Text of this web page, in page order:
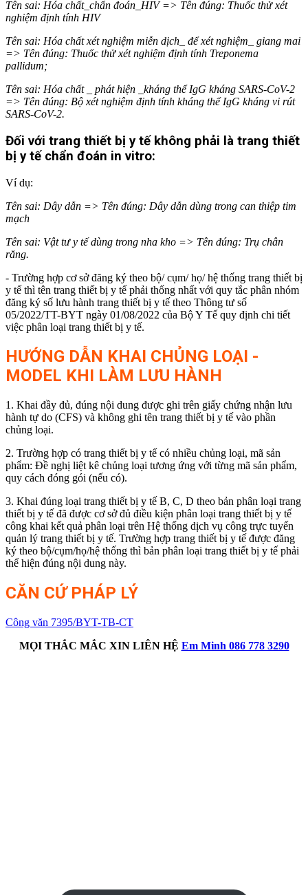
Tên sai: Hóa chất_chẩn đoán_HIV => Tên đúng: Thuốc thử xét
nghiệm định tính HIV
Tên sai: Hóa chất xét nghiệm miễn dịch_ để xét nghiệm_ giang mai
=> Tên đúng: Thuốc thử xét nghiệm định tính Treponema
pallidum;
Tên sai: Hóa chất _ phát hiện _kháng thể IgG kháng SARS-CoV-2
=> Tên đúng: Bộ xét nghiệm định tính kháng thể IgG kháng vi rút
SARS-CoV-2.
Đối với trang thiết bị y tế không phải là trang thiết
bị y tế chẩn đoán in vitro:
Ví dụ:
Tên sai: Dây dẫn => Tên đúng: Dây dẫn dùng trong can thiệp tim
mạch
Tên sai: Vật tư y tế dùng trong nha kho => Tên đúng: Trụ chân
răng.
- Trường hợp cơ sở đăng ký theo bộ/ cụm/ họ/ hệ thống trang thiết bị
y tế thì tên trang thiết bị y tế phải thống nhất với quy tắc phân nhóm
đăng ký số lưu hành trang thiết bị y tế theo Thông tư số
05/2022/TT-BYT ngày 01/08/2022 của Bộ Y Tế quy định chi tiết
việc phân loại trang thiết bị y tế.
HƯỚNG DẪN KHAI CHỦNG LOẠI -
MODEL KHI LÀM LƯU HÀNH
1. Khai đầy đủ, đúng nội dung được ghi trên giấy chứng nhận lưu
hành tự do (CFS) và không ghi tên trang thiết bị y tế vào phần
chủng loại.
2. Trường hợp có trang thiết bị y tế có nhiều chủng loại, mã sản
phẩm: Đề nghị liệt kê chủng loại tương ứng với từng mã sản phẩm,
quy cách đóng gói (nếu có).
3. Khai đúng loại trang thiết bị y tế B, C, D theo bản phân loại trang
thiết bị y tế đã được cơ sở đủ điều kiện phân loại trang thiết bị y tế
công khai kết quả phân loại trên Hệ thống dịch vụ công trực tuyến
quản lý trang thiết bị y tế. Trường hợp trang thiết bị y tế được đăng
ký theo bộ/cụm/họ/hệ thống thì bản phân loại trang thiết bị y tế phải
thể hiện đúng nội dung này.
CĂN CỨ PHÁP LÝ
Công văn 7395/BYT-TB-CT
MỌI THẮC MẮC XIN LIÊN HỆ Em Minh 086 778 3290